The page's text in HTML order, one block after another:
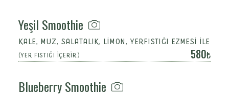
Yeşil Smoothie
KALE, MUZ, SALATALIK, LİMON, YERFISTIĞI EZMESİ İLE
(YER FISTIĞI İÇERİR.) 580
Blueberry Smoothie